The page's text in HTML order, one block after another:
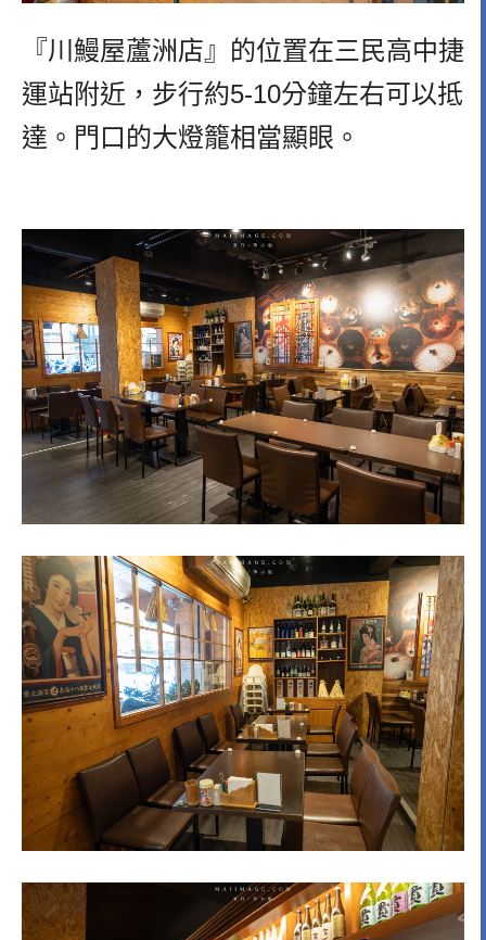
『川鰻屋蘆洲店』的位置在三民高中捷
運站附近，步行約5-10分鐘左右可以抵
達。門口的大燈籠相當顯眼。